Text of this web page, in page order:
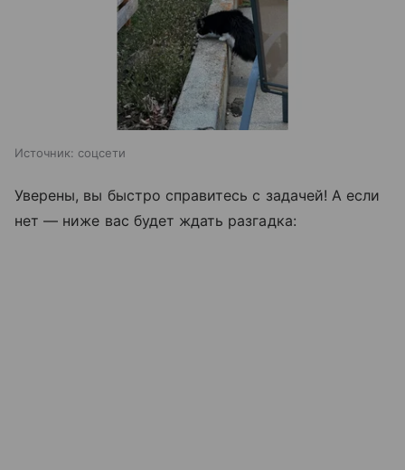
Источник: соцсети
Уверены, вы быстро справитесь с задачей! А если
нет — ниже вас будет ждать разгадка: